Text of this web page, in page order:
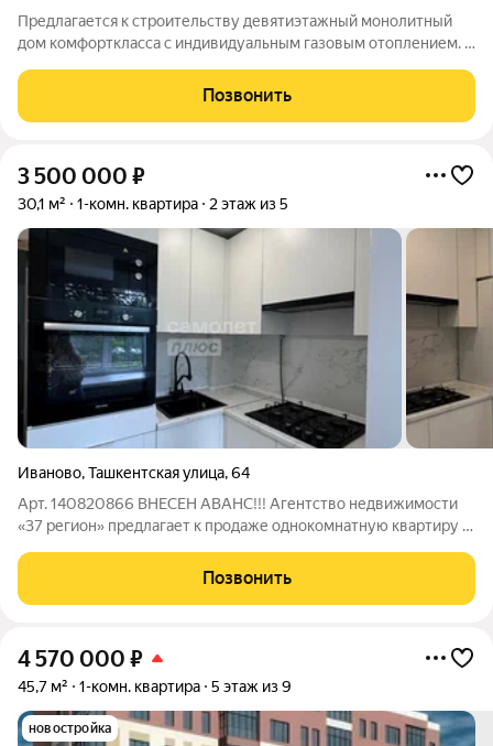
Предлагается к строительству девятиэтажный монолитный
дом комфорткласса с индивидуальным газовым отоплением. В
двумя или тремя комнатами: однокомнатные площадью 45,7 иПозвонить
3 500 000 ₽
30,1 м² 1-комн. квартира 2 этаж из 5
Иваново,Ташкентская улица,64
Арт. 140820866 ВНЕСЕН АВАНС!!! Агентство недвижимости
«37 регион» предлагает к продаже однокомнатную квартиру в
доступности: школы, сады, аптеки, остановки, продуктовые
магазины, ТЦ Тополь,
Позвонить
4 570 000 ₽
45,7 м² 1-комн. квартира 5 этаж из 9
новостройка